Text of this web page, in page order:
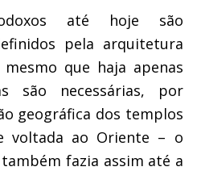
até hoje são
pela arquitetura
que haja apenas
são necessárias, por
geográfica dos templos
voltada ao Oriente – o
fazia assim até a